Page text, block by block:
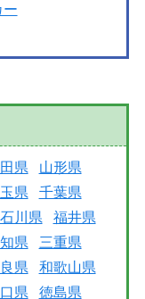
ー
県
山形県
県
千葉県
石川県
福井県
県
三重県
県
和歌山県
県
徳島県